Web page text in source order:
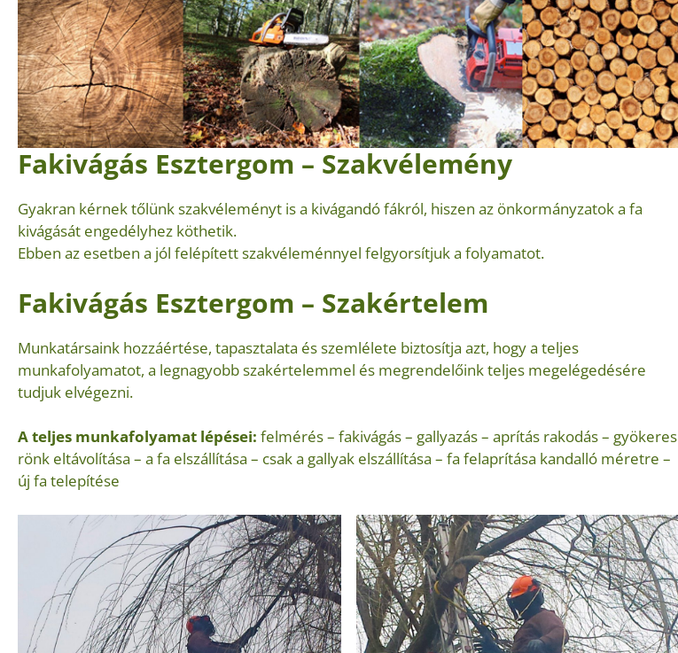
Fakivágás Esztergom – Szakvélemény
Gyakran kérnek tőlünk szakvéleményt is a kivágandó fákról, hiszen az önkormányzatok a fa
kivágását engedélyhez köthetik.
Ebben az esetben a jól felépített szakvéleménnyel felgyorsítjuk a folyamatot.
Fakivágás Esztergom – Szakértelem
Munkatársaink hozzáértése, tapasztalata és szemlélete biztosítja azt, hogy a teljes
munkafolyamatot, a legnagyobb szakértelemmel és megrendelőink teljes megelégedésére
tudjuk elvégezni.
A teljes munkafolyamat lépései: felmérés – fakivágás – gallyazás – aprítás rakodás – gyökeres
rönk eltávolítása – a fa elszállítása – csak a gallyak elszállítása – fa felaprítása kandalló méretre –
új fa telepítése